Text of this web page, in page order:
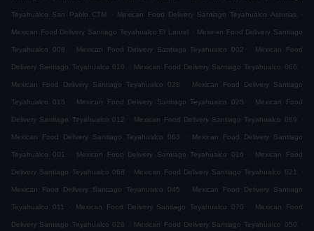
Teyahualco San Pablo CTM . Mexican Food Delivery Santiago Teyahualco Asturias .
Mexican Food Delivery Santiago Teyahualco El Laurel . Mexican Food Delivery Santiago
Teyahualco 008 . Mexican Food Delivery Santiago Teyahualco 002 . Mexican Food
Delivery Santiago Teyahualco 010 . Mexican Food Delivery Santiago Teyahualco 066 .
Mexican Food Delivery Santiago Teyahualco 028 . Mexican Food Delivery Santiago
Teyahualco 015 . Mexican Food Delivery Santiago Teyahualco 025 . Mexican Food
Delivery Santiago Teyahualco 012 . Mexican Food Delivery Santiago Teyahualco 069 .
Mexican Food Delivery Santiago Teyahualco 063 . Mexican Food Delivery Santiago
Teyahualco 001 . Mexican Food Delivery Santiago Teyahualco 016 . Mexican Food
Delivery Santiago Teyahualco 068 . Mexican Food Delivery Santiago Teyahualco 021 .
Mexican Food Delivery Santiago Teyahualco 045 . Mexican Food Delivery Santiago
Teyahualco 011 . Mexican Food Delivery Santiago Teyahualco 070 . Mexican Food
Delivery Santiago Teyahualco 026 . Mexican Food Delivery Santiago Teyahualco 050 .